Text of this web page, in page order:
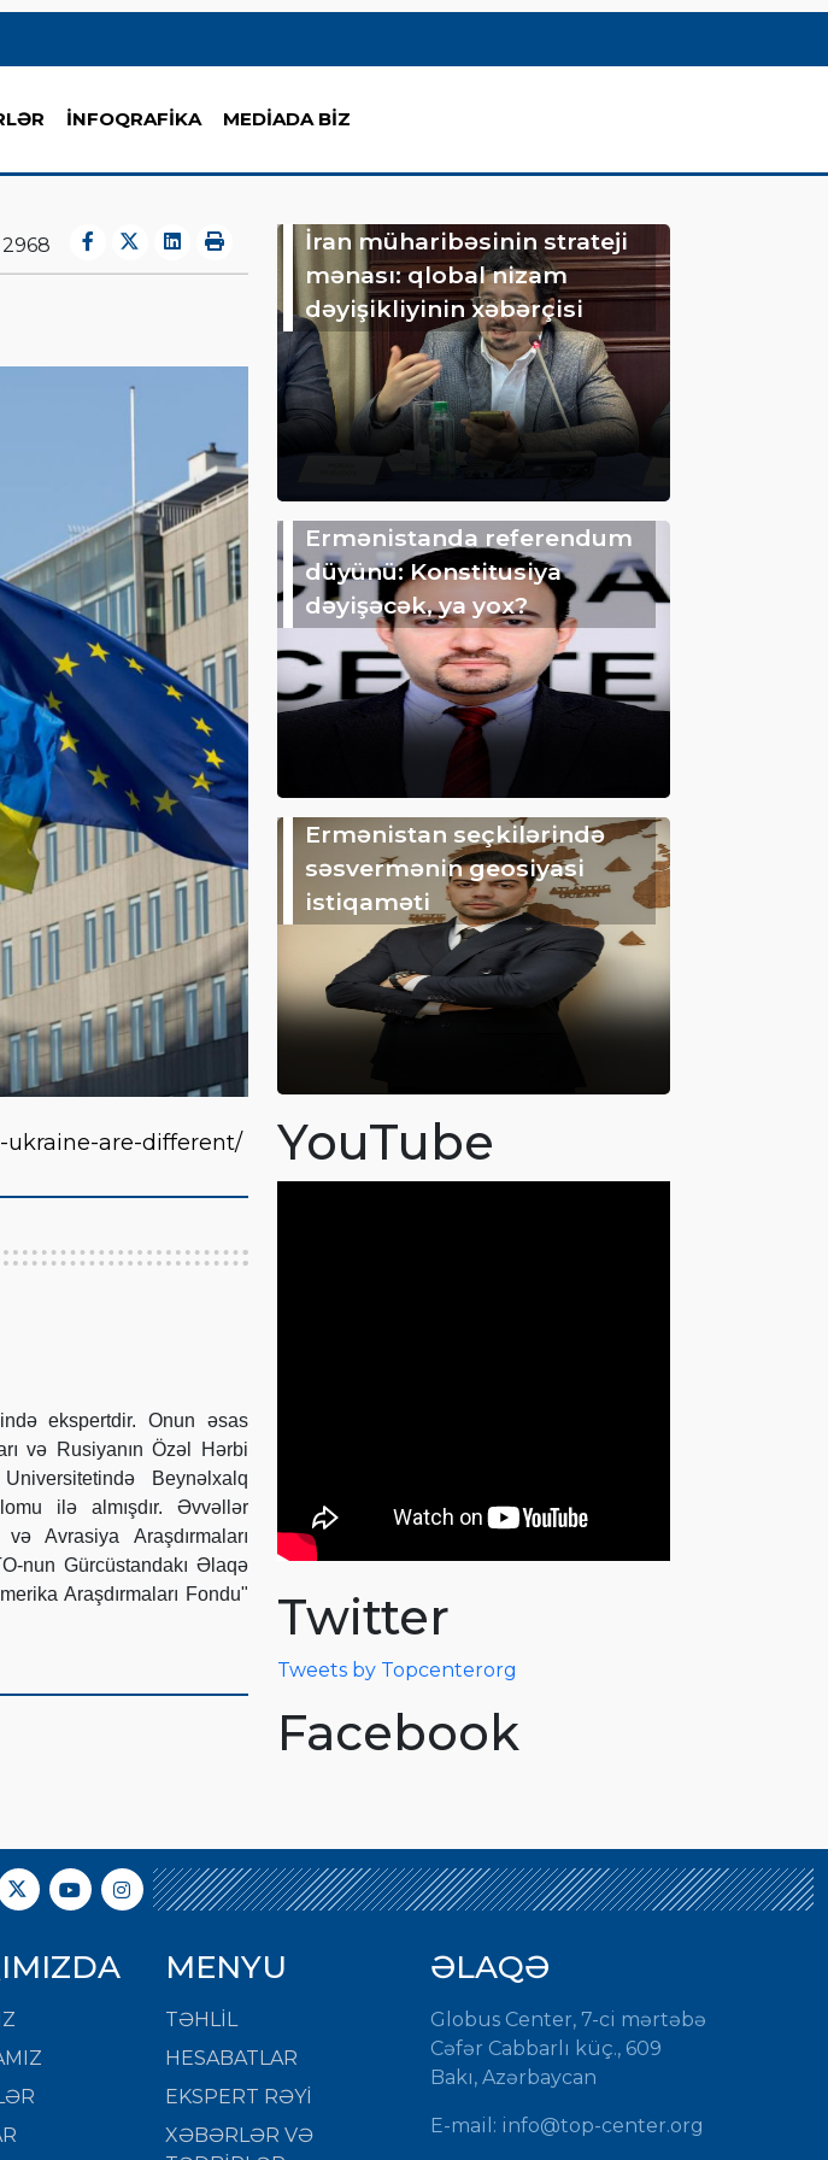
İNFOQRAFİKA MEDİADA BİZ
2968
ukraine-are-different/
ekspertdir. Onun əsas
və Rusiyanın Özəl Hərbi
Beynəlxalq
ilə almışdır. Əvvəllər
Avrasiya Araşdırmaları
nun Gürcüstandakı Əlaqə
Araşdırmaları Fondu"
İran müharibəsinin strateji
mənası: qlobal nizam
dəyişikliyinin xəbərçisi
Ermənistanda referendum
düyünü: Konstitusiya
dəyişəcək, ya yox?
Ermənistan seçkilərində
səsvermənin geosiyasi
istiqaməti
YouTube
Twitter
Tweets by Topcenterorg
Facebook
MENYU
TƏHLİL
HESABATLAR
EKSPERT RƏYİ
XƏBƏRLƏR VƏ
ƏLAQƏ
Globus Center, 7-ci mərtəbə
Cəfər Cabbarlı küç., 609
Bakı, Azərbaycan
E-mail: info@top-center.org